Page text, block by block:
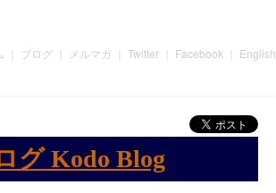
ブログ メルマガ Twitter Facebook English